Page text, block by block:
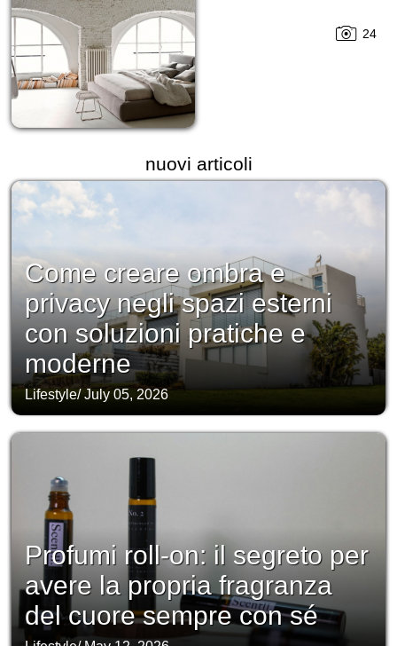
24
nuovi articoli
Come creare ombra e
privacy negli spazi esterni
con soluzioni pratiche e
moderne
Lifestyle/July 05, 2026
Profumi roll-on: il segreto per
avere la propria fragranza
del cuore sempre con sé